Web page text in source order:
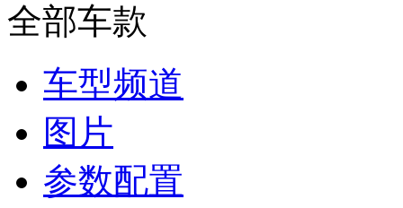
全部车款
车型频道
图片
参数配置